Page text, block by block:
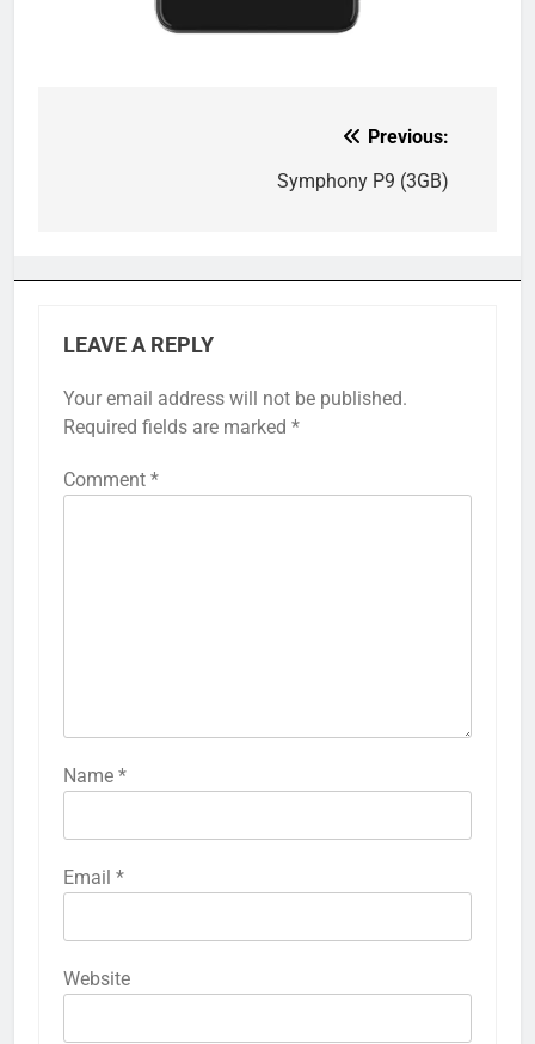
Previous:
Symphony P9 (3GB)
LEAVE A REPLY
Your email address will not be published.
Required fields are marked *
Comment *
Name *
Email *
Website